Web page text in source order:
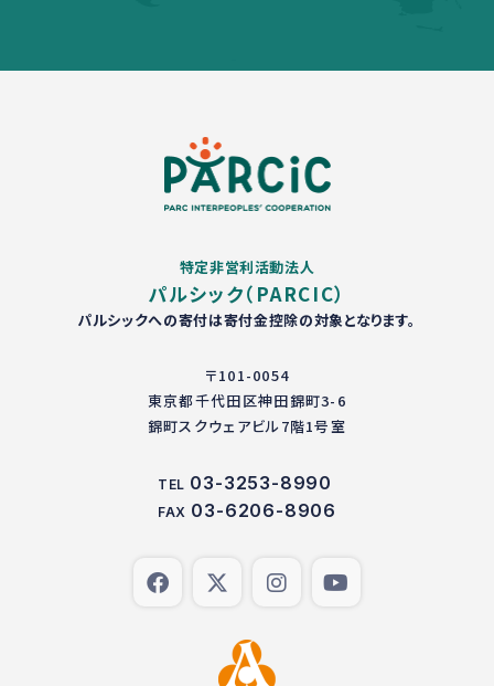
特定非営利活動法人
パルシック（PARCIC）
パルシックへの寄付は寄付金控除の対象となります。
〒101-0054
東京都千代田区神田錦町3-6
錦町スクウェアビル7階1号室
TEL 03-3253-8990
FAX 03-6206-8906